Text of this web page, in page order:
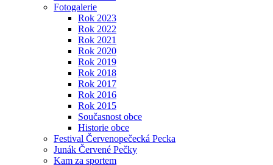
Fotogalerie
Rok 2023
Rok 2022
Rok 2021
Rok 2020
Rok 2019
Rok 2018
Rok 2017
Rok 2016
Rok 2015
Současnost obce
Historie obce
Festival Červenopečecká Pecka
Junák Červené Pečky
Kam za sportem